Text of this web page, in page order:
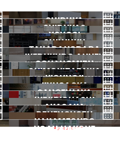
SHIBUYA
渋谷本店
SHIBUYA2
渋谷2号
YOYOGI
代々木
SHINJUKU
新宿
TAKADANOBABA
高田馬場
IKEBUKURO ANNEX
池袋ANNEX
OCHANOMIZU
御茶ノ水
SHIMOKITAZAWA
下北沢
KICHIJOJI
吉祥寺
JIYUGAOKA
自由が丘
SANGENJAYA
三軒茶屋
IKEJIRIOHASHI
池尻大橋
一時閉店中
AKASAKA
赤坂
DENENCHOFU
田園調布
NAKAMEGURO
NOAH HAKONE